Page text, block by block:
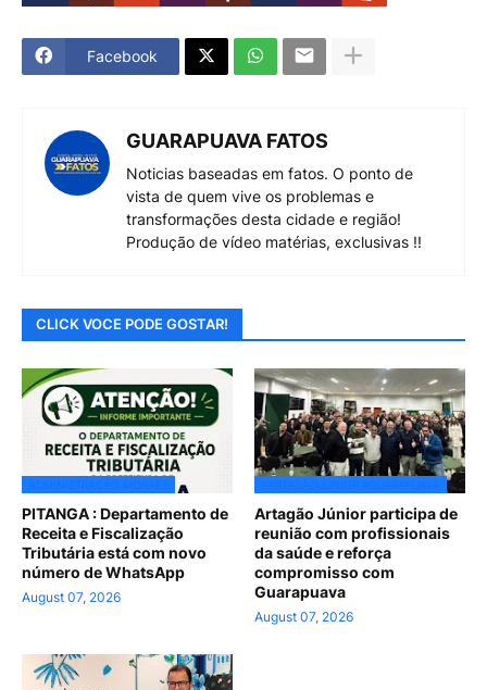
Facebook
GUARAPUAVA FATOS
Noticias baseadas em fatos. O ponto de
vista de quem vive os problemas e
transformações desta cidade e região!
Produção de vídeo matérias, exclusivas !!
CLICK VOCE PODE GOSTAR!
PITANGA : Departamento de
Receita e Fiscalização
Tributária está com novo
número de WhatsApp
August 07, 2026
Artagão Júnior participa de
reunião com profissionais
da saúde e reforça
compromisso com
Guarapuava
August 07, 2026